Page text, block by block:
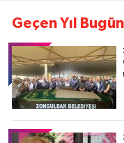
Geçen Yıl Bugün